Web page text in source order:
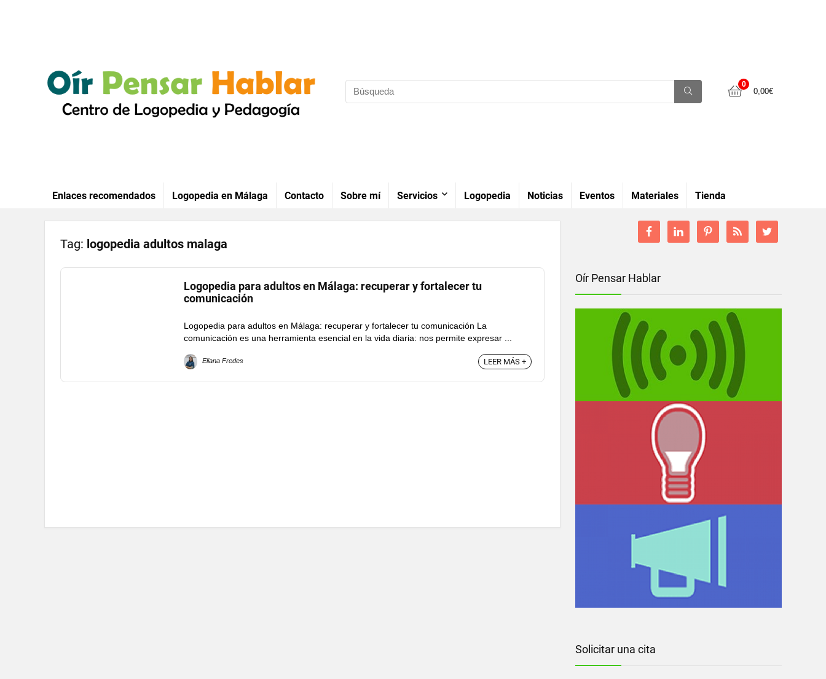
0
0,00€
Enlaces recomendados Logopedia en Málaga Contacto Sobre mí Servicios Logopedia Noticias Eventos Materiales Tienda
Tag: logopedia adultos malaga
Logopedia para adultos en Málaga: recuperar y fortalecer tu
comunicación
Logopedia para adultos en Málaga: recuperar y fortalecer tu comunicación La
comunicación es una herramienta esencial en la vida diaria: nos permite expresar ...
Eliana Fredes LEER MÁS +
Oír Pensar Hablar
Solicitar una cita